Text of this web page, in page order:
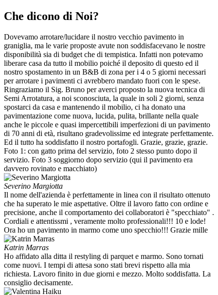
Che dicono di Noi?
Dovevamo arrotare/lucidare il nostro vecchio pavimento in
graniglia, ma le varie proposte avute non soddisfacevano le nostre
disponibilità sia di budget che di tempistica. Infatti non potevamo
liberare casa da tutto il mobilio poiché il deposito di questo ed il
nostro spostamento in un B&B di zona per i 4 o 5 giorni necessari
per arrotare i pavimenti ci avrebbero mandato fuori con le spese.
Ringraziamo il Sig. Bruno per averci proposto la nuova tecnica di
Semi Arrotatura, a noi sconosciuta, la quale in soli 2 giorni, senza
spostarci da casa e mantenendo il mobilio, ci ha donato una
pavimentazione come nuova, lucida, pulita, brillante nella quale
anche le piccole e quasi impercettibili imperfezioni di un pavimento
di 70 anni di età, risultano gradevolissime ed integrate perfettamente.
Ed il tutto ha soddisfatto il nostro portafogli. Grazie, grazie, grazie.
Foto 1: con gatto prima del servizio, foto 2 stesso punto dopo il
servizio. Foto 3 soggiorno dopo servizio (qui il pavimento era
davvero rovinato e macchiato)
Severino Margiotta
Il nome dell'azienda è perfettamente in linea con il risultato ottenuto
che ha superato le mie aspettative. Oltre il lavoro fatto con ordine e
precisione, anche il comportamento dei collaboratori è "specchiato" .
Cordiali e attentissmi , veramente molto professionali!!! 10 e lode!
Ora ho un pavimento in marmo come uno specchio!!! Grazie mille
Katrin Marras
Ho affidato alla ditta il restyling di parquet e marmo. Sono tornati
come nuovi. I tempi di attesa sono stati brevi rispetto alla mia
richiesta. Lavoro finito in due giorni e mezzo. Molto soddisfatta. La
consiglio decisamente.